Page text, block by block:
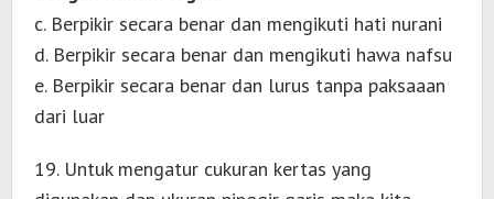
c. Berpikir secara benar dan mengikuti hati nurani
d. Berpikir secara benar dan mengikuti hawa nafsu
e. Berpikir secara benar dan lurus tanpa paksaaan
dari luar
19. Untuk mengatur cukuran kertas yang